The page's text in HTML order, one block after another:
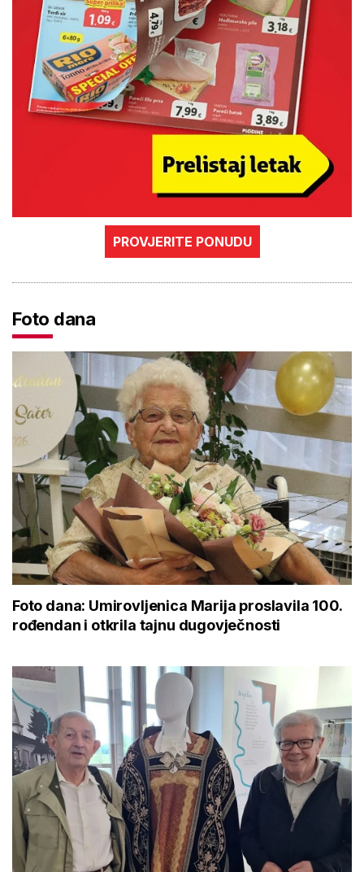
PROVJERITE PONUDU
Foto dana
Foto dana: Umirovljenica Marija proslavila 100.
rođendan i otkrila tajnu dugovječnosti